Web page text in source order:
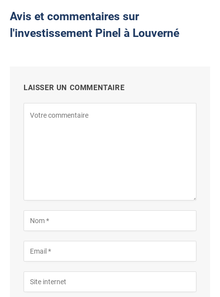
Avis et commentaires sur
l'investissement Pinel à Louverné
LAISSER UN COMMENTAIRE